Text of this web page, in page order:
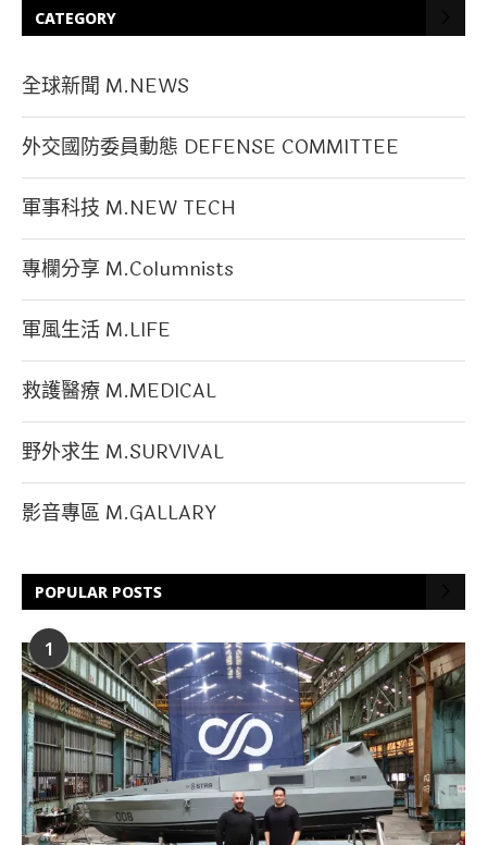
CATEGORY
全球新聞 M.NEWS
外交國防委員動態 DEFENSE COMMITTEE
軍事科技 M.NEW TECH
專欄分享 M.Columnists
軍風生活 M.LIFE
救護醫療 M.MEDICAL
野外求生 M.SURVIVAL
影音專區 M.GALLARY
POPULAR POSTS
1